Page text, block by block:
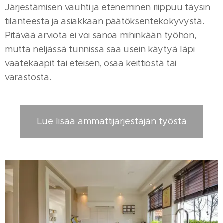
Järjestämisen vauhti ja eteneminen riippuu täysin
tilanteesta ja asiakkaan päätöksentekokyvystä.
Pitävää arviota ei voi sanoa mihinkään työhön,
mutta neljässä tunnissa saa usein käytyä läpi
vaatekaapit tai eteisen, osaa keittiöstä tai
varastosta.
Lue lisää ammattijärjestäjän työstä